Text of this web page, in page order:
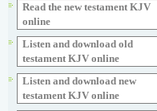
Read the new testament KJV
online
Listen and download old
testament KJV online
Listen and download new
testament KJV online